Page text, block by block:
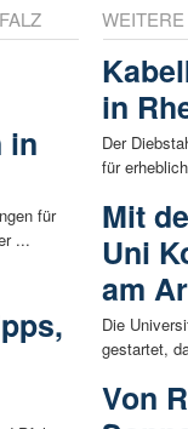
in
für
...
in
Der
für
Mit
Uni
am
Die
gestartet,
Von